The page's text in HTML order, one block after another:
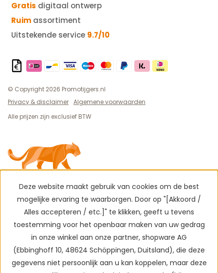
Gratis digitaal ontwerp
Ruim assortiment
Uitstekende service 9.7/10
© Copyright 2026 Promotijgers.nl
Privacy & disclaimer Algemene voorwaarden
Alle prijzen zijn exclusief BTW
Deze website maakt gebruik van cookies om de best
mogelijke ervaring te waarborgen. Door op "[Akkoord /
Alles accepteren / etc.]" te klikken, geeft u tevens
toestemming voor het openbaar maken van uw gedrag
in onze winkel aan onze partner, shopware AG
(Ebbinghoff 10, 48624 Schöppingen, Duitsland), die deze
gegevens niet persoonlijk aan u kan koppelen, maar deze